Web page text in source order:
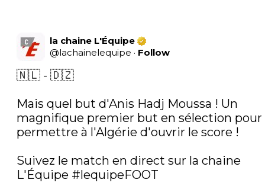
la chaine L'Équipe
@lachainelequipe · Follow
🇳🇱 - 🇩🇿
Mais quel but d'Anis Hadj Moussa ! Un
magnifique premier but en sélection pour
permettre à l'Algérie d'ouvrir le score !
Suivez le match en direct sur la chaine
L'Équipe #lequipeFOOT